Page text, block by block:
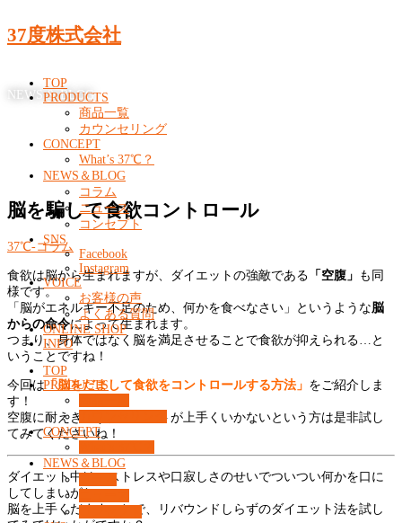
37度株式会社
TOP
PRODUCTS
商品一覧
カウンセリング
CONCEPT
What’s 37℃？
NEWS＆BLOG
コラム
ニュース
コンセプト
SNS
Facebook
Instagram
VOICE
お客様の声
よくある質問
ONLINE SHOP
INFO
TOP
PRODUCTS
CONCEPT
NEWS＆BLOG
NEWS & BLOG
脳を騙して食欲コントロール
37℃-コラム
食欲は脳から生まれますが、ダイエットの強敵である 「空腹」 も同
様です。
「脳がエネルギー不足のため、何かを食べなさい」というような脳
からの命令によって生まれます。
つまり、身体ではなく脳を満足させることで食欲が抑えられる…と
いうことですね！
今回は「脳をだまして食欲をコントロールする方法」 をご紹介しま
す！
空腹に耐えきれずダイエットが上手くいかないという方は是非試し
てみてくださいね！
ダイエット中は、ストレスや口寂しさのせいでついつい何かを口に
してしまいがち…
脳を上手くだますことで、リバウンドしらずのダイエット法を試し